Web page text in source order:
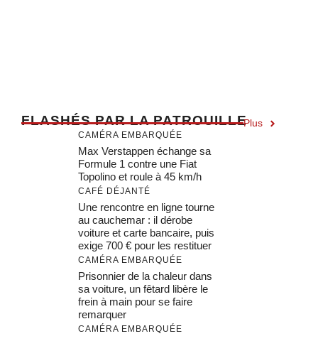
FLASHÉS PAR LA PATROUILLEPlus
CAMÉRA EMBARQUÉE
Max Verstappen échange sa
Formule 1 contre une Fiat
Topolino et roule à 45 km/h
CAFÉ DÉJANTÉ
Une rencontre en ligne tourne
au cauchemar : il dérobe
voiture et carte bancaire, puis
exige 700 € pour les restituer
CAMÉRA EMBARQUÉE
Prisonnier de la chaleur dans
sa voiture, un fêtard libère le
frein à main pour se faire
remarquer
CAMÉRA EMBARQUÉE